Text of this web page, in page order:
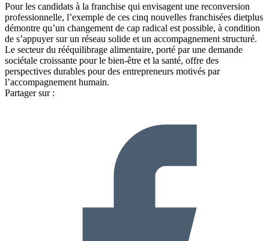
Pour les candidats à la franchise qui envisagent une reconversion
professionnelle, l’exemple de ces cinq nouvelles franchisées dietplus
démontre qu’un changement de cap radical est possible, à condition
de s’appuyer sur un réseau solide et un accompagnement structuré.
Le secteur du rééquilibrage alimentaire, porté par une demande
sociétale croissante pour le bien-être et la santé, offre des
perspectives durables pour des entrepreneurs motivés par
l’accompagnement humain.
Partager sur :